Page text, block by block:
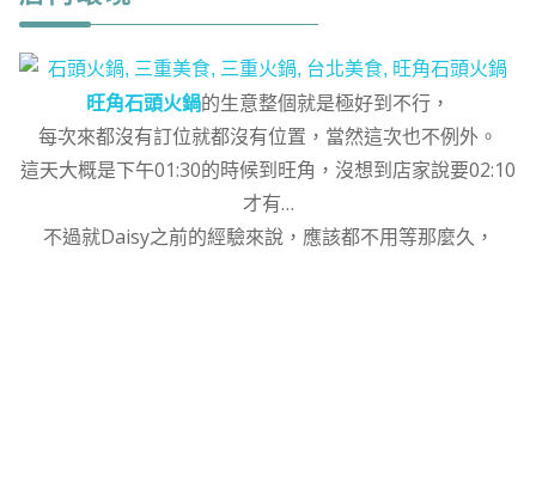
旺角石頭火鍋的生意整個就是極好到不行，
每次來都沒有訂位就都沒有位置，當然這次也不例外。
這天大概是下午01:30的時候到旺角，沒想到店家說要02:10
才有…
不過就Daisy之前的經驗來說，應該都不用等那麼久，